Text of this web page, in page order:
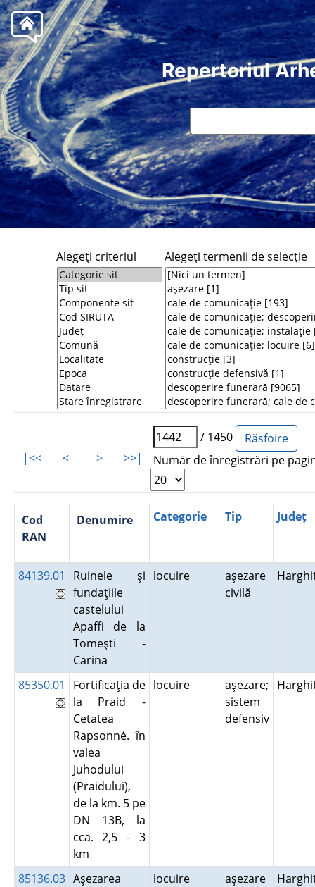
Repertoriul
Alegeţi criteriul Alegeţi termenii de selecţie
|<< < > >>|
/ 1450
Număr de înregistrări pe
Cod
RAN
Denumire Categorie Tip Județ
84139.01
Ruinele şi
fundaţiile
castelului
Apaffi de la
Tomeşti -
Carina
locuire
aşezare
civilă
85350.01
Fortificaţia de
la Praid -
Cetatea
Rapsonné. în
valea
Juhodului
(Praidului),
de la km. 5 pe
DN 13B, la
cca. 2,5 - 3
km
locuire
aşezare;
sistem
defensiv
85136.03 Aşezarea
locuire aşezare